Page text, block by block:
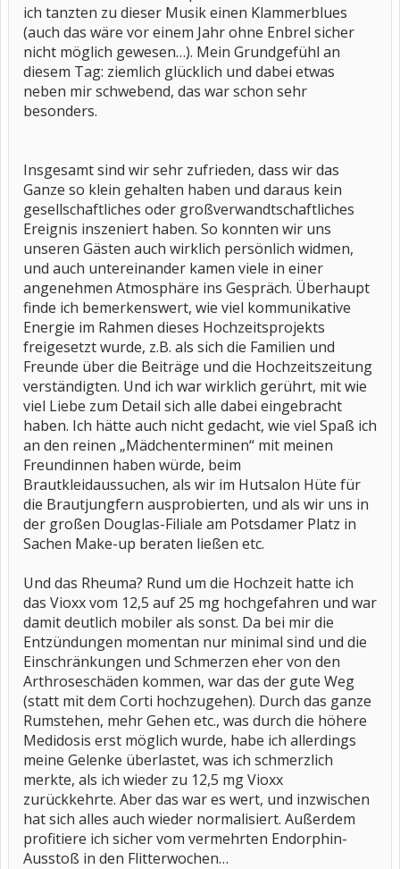
ich tanzten zu dieser Musik einen Klammerblues
(auch das wäre vor einem Jahr ohne Enbrel sicher
nicht möglich gewesen…). Mein Grundgefühl an
diesem Tag: ziemlich glücklich und dabei etwas
neben mir schwebend, das war schon sehr
besonders.
Insgesamt sind wir sehr zufrieden, dass wir das
Ganze so klein gehalten haben und daraus kein
gesellschaftliches oder großverwandtschaftliches
Ereignis inszeniert haben. So konnten wir uns
unseren Gästen auch wirklich persönlich widmen,
und auch untereinander kamen viele in einer
angenehmen Atmosphäre ins Gespräch. Überhaupt
finde ich bemerkenswert, wie viel kommunikative
Energie im Rahmen dieses Hochzeitsprojekts
freigesetzt wurde, z.B. als sich die Familien und
Freunde über die Beiträge und die Hochzeitszeitung
verständigten. Und ich war wirklich gerührt, mit wie
viel Liebe zum Detail sich alle dabei eingebracht
haben. Ich hätte auch nicht gedacht, wie viel Spaß ich
an den reinen „Mädchenterminen“ mit meinen
Freundinnen haben würde, beim
Brautkleidaussuchen, als wir im Hutsalon Hüte für
die Brautjungfern ausprobierten, und als wir uns in
der großen Douglas-Filiale am Potsdamer Platz in
Sachen Make-up beraten ließen etc.
Und das Rheuma? Rund um die Hochzeit hatte ich
das Vioxx vom 12,5 auf 25 mg hochgefahren und war
damit deutlich mobiler als sonst. Da bei mir die
Entzündungen momentan nur minimal sind und die
Einschränkungen und Schmerzen eher von den
Arthroseschäden kommen, war das der gute Weg
(statt mit dem Corti hochzugehen). Durch das ganze
Rumstehen, mehr Gehen etc., was durch die höhere
Medidosis erst möglich wurde, habe ich allerdings
meine Gelenke überlastet, was ich schmerzlich
merkte, als ich wieder zu 12,5 mg Vioxx
zurückkehrte. Aber das war es wert, und inzwischen
hat sich alles auch wieder normalisiert. Außerdem
profitiere ich sicher vom vermehrten Endorphin-
Ausstoß in den Flitterwochen…